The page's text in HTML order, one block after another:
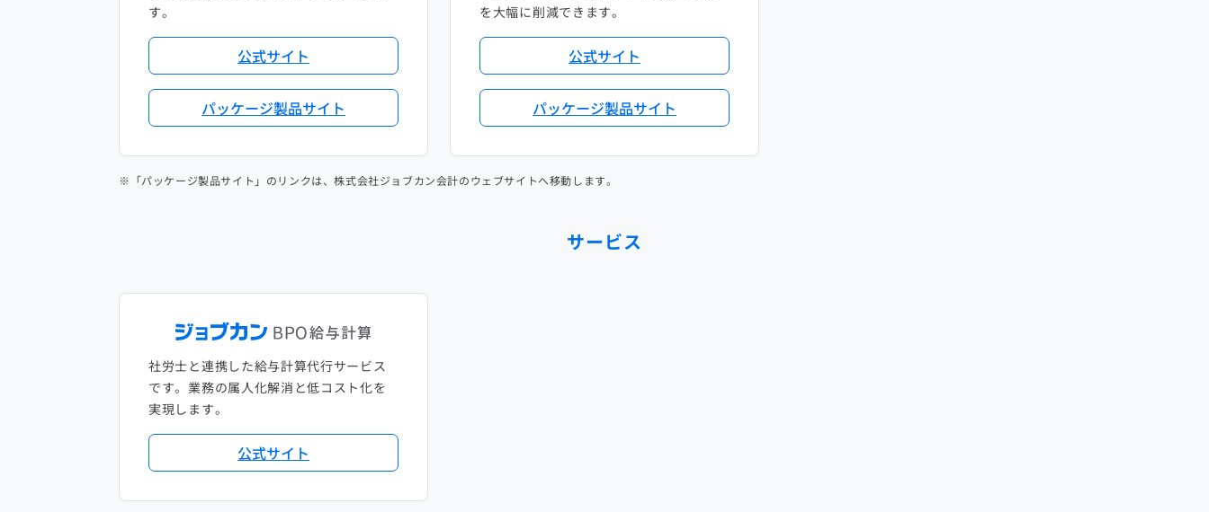
す。
公式サイト
パッケージ製品サイト
を大幅に削減できます。
公式サイト
パッケージ製品サイト
※「パッケージ製品サイト」のリンクは、株式会社ジョブカン会計のウェブサイトへ移動します。
サービス
社労士と連携した給与計算代行サービス
です。業務の属人化解消と低コスト化を
実現します。
公式サイト